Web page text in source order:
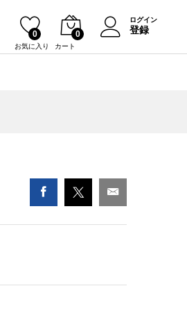
お気に入り
0
カート
0
ログイン
登録
カートに入れる